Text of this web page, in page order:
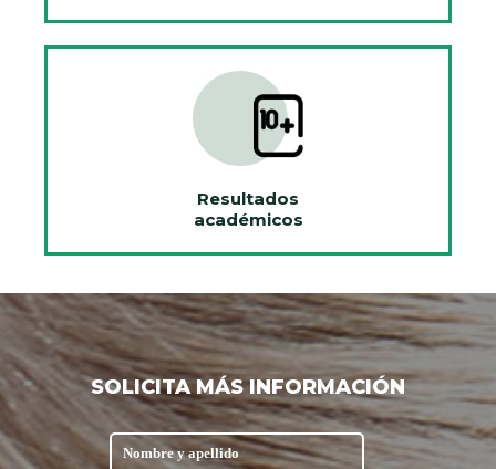
Resultados
académicos
SOLICITA MÁS INFORMACIÓN